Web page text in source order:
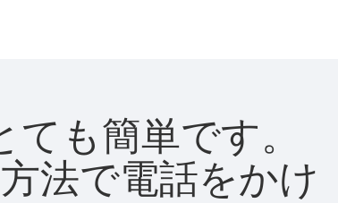
も簡単です。
法で電話をかけ